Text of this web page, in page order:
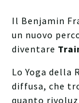
Il Benjamin
un nuovo
diventare
Lo Yoga della
diffusa, che
quanto